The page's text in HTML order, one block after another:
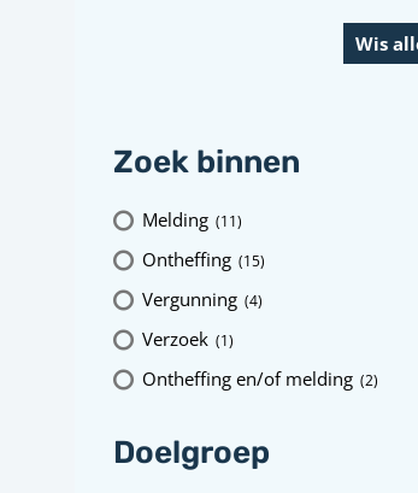
Zoek binnen
Melding (11)
Ontheffing (15)
Vergunning (4)
Verzoek (1)
Ontheffing en/of melding (2)
Doelgroep